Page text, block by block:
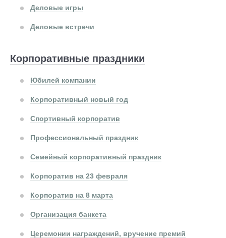
Деловые игры
Деловые встречи
Корпоративные праздники
Юбилей компании
Корпоративный новый год
Спортивный корпоратив
Профессиональный праздник
Семейный корпоративный праздник
Корпоратив на 23 февраля
Корпоратив на 8 марта
Организация банкета
Церемонии награждений, вручение премий